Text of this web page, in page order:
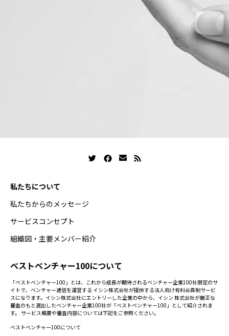
私たちについて
私たちからのメッセージ
サービスコンセプト
組織図・主要メンバー紹介
ベストベンチャー100について
「ベストベンチャー100」とは、これから成長が期待されるベンチャー企業100社限定のサ
イトで、ベンチャー通信を運営する イシン株式会社が提供する法人向け有料会員制サービ
スになります。イシン株式会社にエントリーした企業の中から、イシン 株式会社が厳正な
審査のもと選出したベンチャー企業100社が「ベストベンチャー100」として紹介されま
す。 サービス概要や審査内容については下記をご参照ください。
ベストベンチャー100について